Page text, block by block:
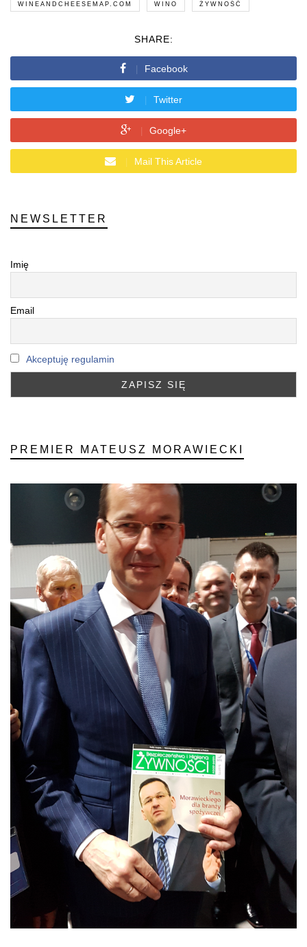
WINEANDCHEESEMAP.COM WINO ŻYWNOŚĆ
SHARE:
Facebook
Twitter
Google+
Mail This Article
NEWSLETTER
Imię
Email
Akceptuję regulamin
PREMIER MATEUSZ MORAWIECKI